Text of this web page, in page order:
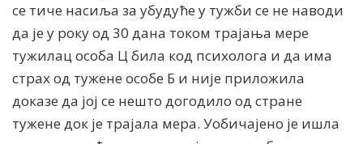
се тиче насиља за убудуће у тужби се не наводи
да је у року од 30 дана током трајања мере
тужилац особа Ц била код психолога и да има
страх од тужене особе Б и није приложила
доказе да јој се нешто догодило од стране
тужене док је трајала мера. Уобичајено је ишла